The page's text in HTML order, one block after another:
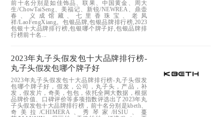
前十名分别是如佳饰品、联果、中国黄金、周大
生/ChowTaiSeng、美福记、新锐/NEWREA、鼎壶
春、义成馆藏、七里香珠宝、老凤
祥/LaoFengXiang。包银品牌,包银品牌排行榜,2023
包银十大品牌排行榜,包银哪个牌子好,包银品牌排
行榜前十名...
2023年丸子头假发包十大品牌排行榜-
丸子头假发包哪个牌子好
2023年丸子头假发包十大品牌排行榜-丸子头假发
包哪个牌子好，假发，公司，丸子头，产品，补
发，假发片，奇美，包包，依托全网大数据，根据
品牌价值、口碑评价等多项指数评选出了2023年丸
子头假发包十大品牌排行榜，前十名分别是kbeth、
奇美拉/CHIMERA、秀琴家/HSIU、蔓